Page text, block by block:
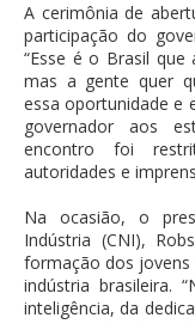
A cerimônia de
participação do
“Esse é o Brasil
mas a gente quer
essa oportunidade e
governador aos
encontro foi
autoridades e
Na ocasião, o
Indústria (CNI),
formação dos jovens
indústria brasileira.
inteligência, da